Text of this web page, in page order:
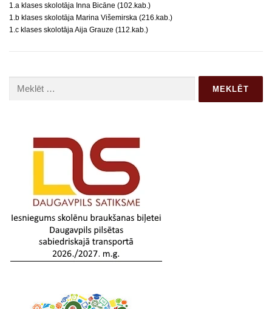
1.a klases skolotāja Inna Bicāne (102.kab.)
1.b klases skolotāja Marina Višemirska (216.kab.)
1.c klases skolotāja Aija Grauze (112.kab.)